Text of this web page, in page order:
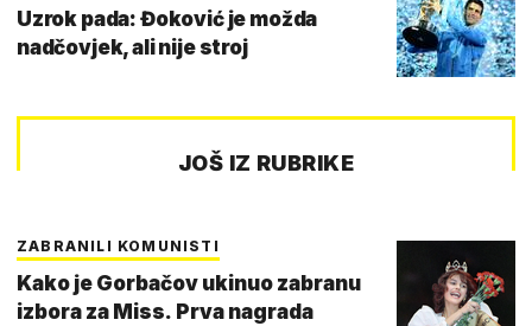
Uzrok pada: Đoković je možda
nadčovjek, ali nije stroj
JOŠ IZ RUBRIKE
ZABRANILI KOMUNISTI
Kako je Gorbačov ukinuo zabranu
izbora za Miss. Prva nagrada